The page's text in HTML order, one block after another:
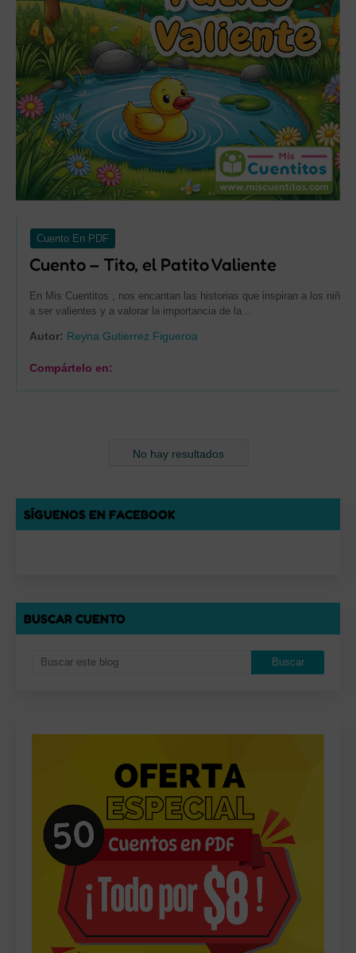
Cuento En PDF
Cuento – Tito, el Patito Valiente
En Mis Cuentitos , nos encantan las historias que inspiran a los niños
a ser valientes y a valorar la importancia de la…
Autor: Reyna Gutierrez Figueroa
Compártelo en:
No hay resultados
SÍGUENOS EN FACEBOOK
BUSCAR CUENTO